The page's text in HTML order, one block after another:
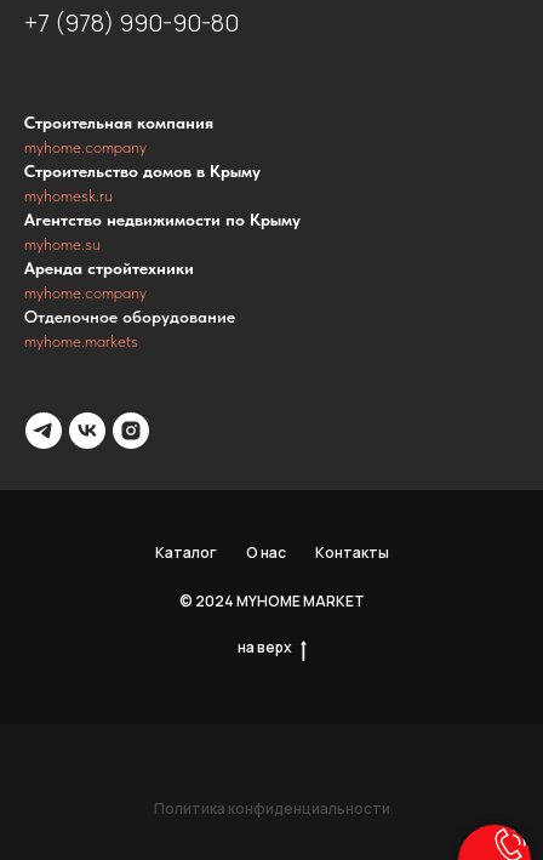
+7 (978) 990-90-80
Строительная компания
myhome.company
Строительство домов в Крыму
myhomesk.ru
Агентство недвижимости по Крыму
myhome.su
Аренда стройтехники
myhome.company
Отделочное оборудование
myhome.markets
Каталог О нас Контакты
© 2024 MYHOME MARKET
на верх
Политика конфиденциальности